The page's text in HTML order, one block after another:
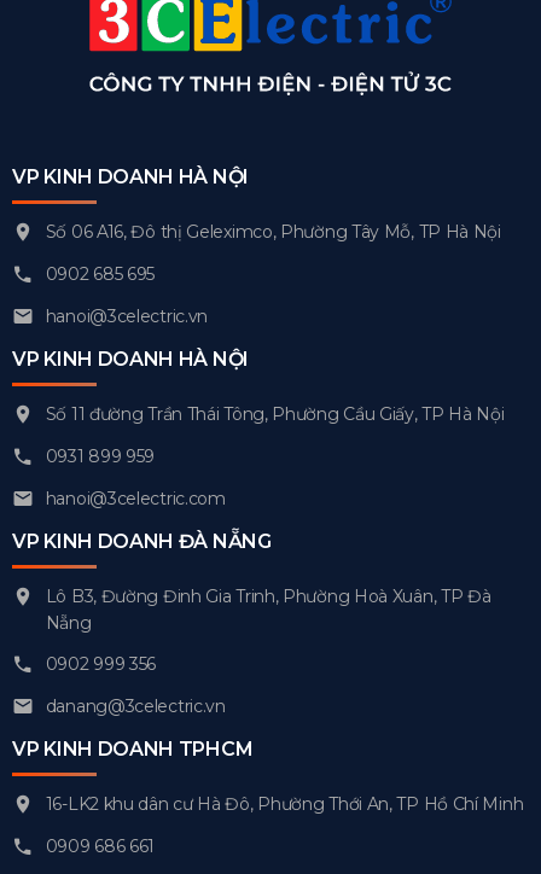
VP KINH DOANH HÀ NỘI
Số 06 A16, Đô thị Geleximco, Phường Tây Mỗ, TP Hà Nội
0902 685 695
hanoi@3celectric.vn
VP KINH DOANH HÀ NỘI
Số 11 đường Trần Thái Tông, Phường Cầu Giấy, TP Hà Nội
0931 899 959
hanoi@3celectric.com
VP KINH DOANH ĐÀ NẴNG
Lô B3, Đường Đinh Gia Trinh, Phường Hoà Xuân, TP Đà
Nẵng
0902 999 356
danang@3celectric.vn
VP KINH DOANH TPHCM
16-LK2 khu dân cư Hà Đô, Phường Thới An, TP Hồ Chí Minh
0909 686 661